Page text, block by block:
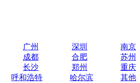
广州 深圳
南京
成都 合肥
苏州
长沙 郑州
重庆
呼和浩特 哈尔滨
其他